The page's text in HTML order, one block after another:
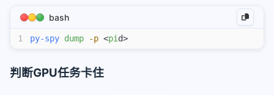
bash
1 py-spy dump -p <pi d>
判断GPU任务卡住
router
sglang在pd分离下的router请求